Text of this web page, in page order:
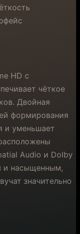
HD с
чёткое
Двойная
формирования
и уменьшает
Audio и Dolby
и насыщенным,
значительно